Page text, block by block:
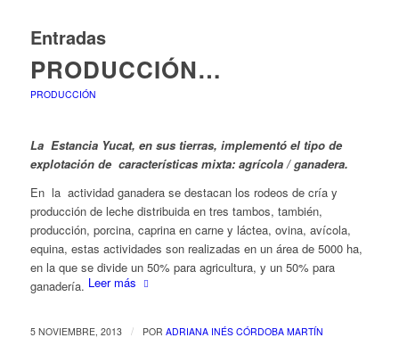
Entradas
PRODUCCIÓN…
PRODUCCIÓN
La Estancia Yucat, en sus tierras, implementó el tipo de
explotación de características mixta: agrícola / ganadera.
En la actividad ganadera se destacan los rodeos de cría y
producción de leche distribuida en tres tambos, también,
producción, porcina, caprina en carne y láctea, ovina, avícola,
equina, estas actividades son realizadas en un área de 5000 ha,
en la que se divide un 50% para agricultura, y un 50% para
ganadería. Leer más
5 NOVIEMBRE, 2013 / POR ADRIANA INÉS CÓRDOBA MARTÍN